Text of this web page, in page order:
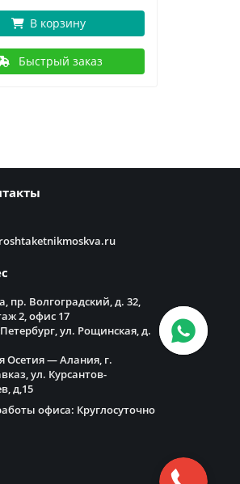
В корзину
Быстрый заказ
пр. Волгоградский, д. 32,
2, офис 17
ул. Рощинская, д.
Осетия — Алания, г.
ул. Курсантов-
д,15
офиса: Круглосуточно